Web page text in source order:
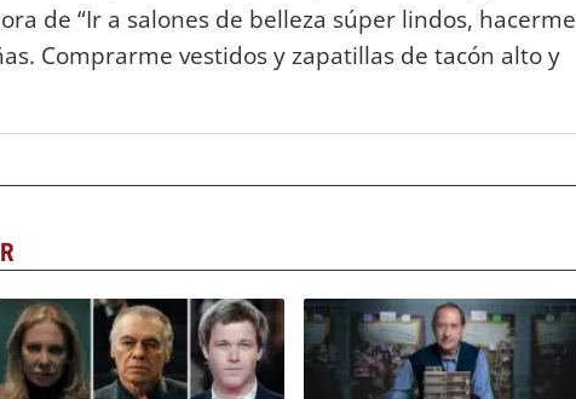
de “Ir a salones de belleza súper lindos, hacerme
Comprarme vestidos y zapatillas de tacón alto y